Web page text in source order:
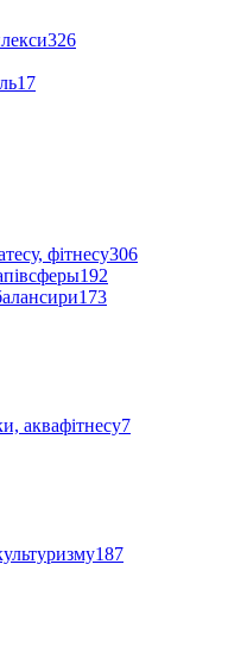
326
17
фітнесу306
192
173
аквафітнесу7
187